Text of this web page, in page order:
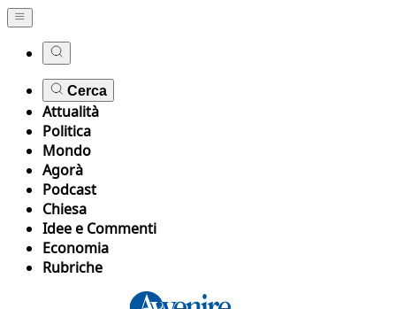
Cerca
Attualità
Politica
Mondo
Agorà
Podcast
Chiesa
Idee e Commenti
Economia
Rubriche